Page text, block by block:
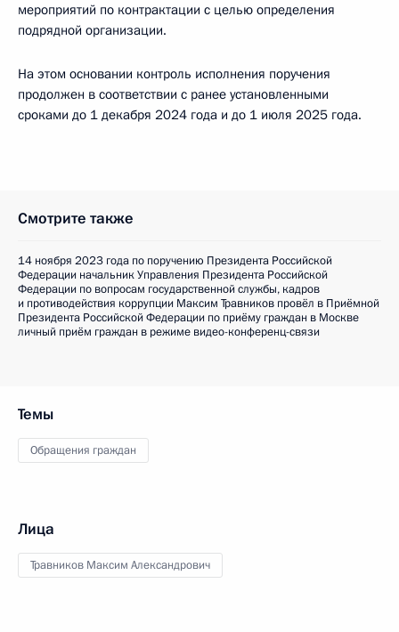
мероприятий по контрактации с целью определения
подрядной организации.
На этом основании контроль исполнения поручения
продолжен в соответствии с ранее установленными
сроками до 1 декабря 2024 года и до 1 июля 2025 года.
Смотрите также
14 ноября 2023 года по поручению Президента Российской
Федерации начальник Управления Президента Российской
Федерации по вопросам государственной службы, кадров
и противодействия коррупции Максим Травников провёл в Приёмной
Президента Российской Федерации по приёму граждан в Москве
личный приём граждан в режиме видео-конференц-связи
Темы
Обращения граждан
Лица
Травников Максим Александрович